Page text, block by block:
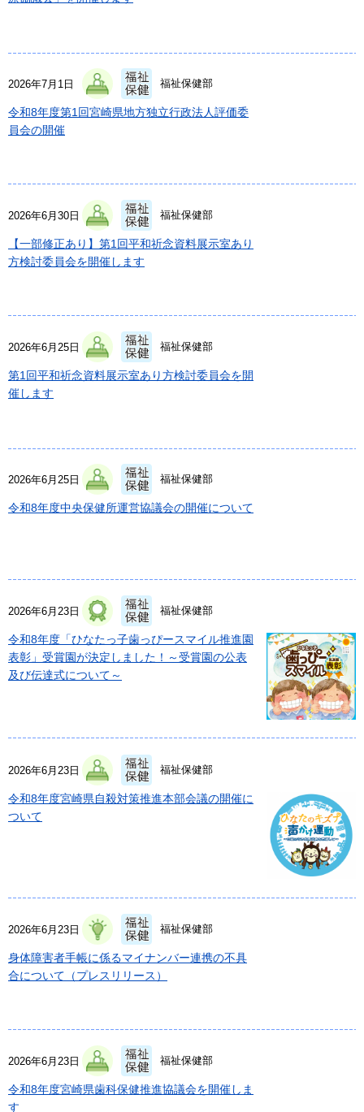
2026年7月1日 福祉保健部
令和8年度第1回宮崎県地方独立行政法人評価委
員会の開催
2026年6月30日 福祉保健部
【一部修正あり】第1回平和祈念資料展示室あり
方検討委員会を開催します
2026年6月25日 福祉保健部
第1回平和祈念資料展示室あり方検討委員会を開
催します
2026年6月25日 福祉保健部
令和8年度中央保健所運営協議会の開催について
2026年6月23日 福祉保健部
令和8年度「ひなたっ子歯っぴースマイル推進園
表彰」受賞園が決定しました！～受賞園の公表
及び伝達式について～
2026年6月23日 福祉保健部
令和8年度宮崎県自殺対策推進本部会議の開催に
ついて
2026年6月23日 福祉保健部
身体障害者手帳に係るマイナンバー連携の不具
合について（プレスリリース）
2026年6月23日 福祉保健部
令和8年度宮崎県歯科保健推進協議会を開催しま
す